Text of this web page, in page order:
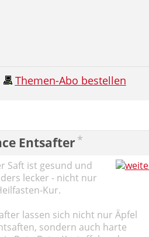
Themen-Abo bestellen
Entsafter *
Saft ist gesund und
lecker - nicht nur
Kur.
lassen sich nicht nur Äpfel
sondern auch harte